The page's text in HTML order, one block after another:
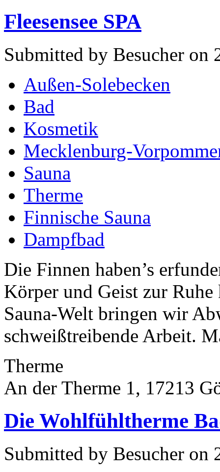
Fleesensee SPA
Submitted by Besucher on
Außen-Solebecken
Bad
Kosmetik
Mecklenburg-
Sauna
Therme
Finnische Sauna
Dampfbad
Die Finnen haben’s
Körper und Geist zur
Sauna-Welt bringen wir
schweißtreibende Arbeit.
Therme
An der Therme 1, 17213
Die Wohlfühltherme
Submitted by Besucher on